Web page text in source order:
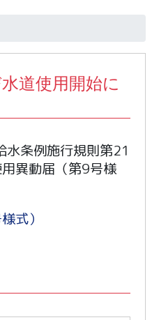
道使用開始に
水条例施行規則第21
異動届（第9号様
式）